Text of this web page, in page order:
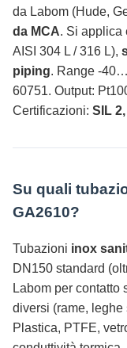
da Labom (Hude,
da MCA. Si applica
AISI 304 L / 316 L),
piping. Range -
60751. Output:
Certificazioni: SIL
Su quali
GA2610?
Tubazioni inox
DN150 standard
Labom per contatto
diversi (rame,
Plastica, PTFE,